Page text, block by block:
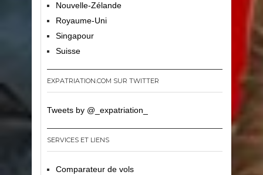
Nouvelle-Zélande
Royaume-Uni
Singapour
Suisse
EXPATRIATION.COM SUR TWITTER
Tweets by @_expatriation_
SERVICES ET LIENS
Comparateur de vols